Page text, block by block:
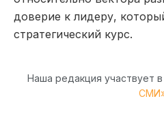
доверие к лидеру,
стратегический курс.
Наша редакция участвует